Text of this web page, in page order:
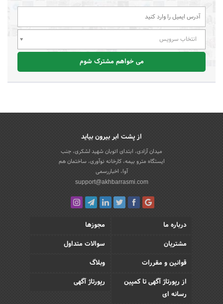
انتخاب سرویس
می خواهم مشترک شوم
از پشت ابر بیرون بیاید
میدان آزادی، ابتدای اتوبان شهید لشکری، جنب
ایستگاه مترو بیمه، کارخانه نوآوری، ساختمان هم
آوا، اخباررسمی
support@akhbarrasmi.com
درباره ما
مجوزها
مشتریان
سوالات متداول
قوانین و مقررات
وبلاگ
از رپورتاژ آگهی تا کمپین
رسانه ای
رپورتاژ آگهی